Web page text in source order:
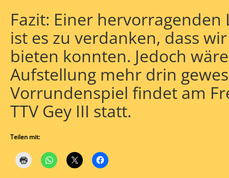
Fazit: Einer
ist es zu verdanken, dass
bieten konnten. Jedoch
Aufstellung mehr drin
Vorrundenspiel findet am
TTV Gey III statt.
Teilen mit: